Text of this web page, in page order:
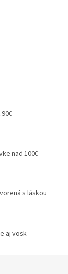
nad 100€
s láskou
aj vosk